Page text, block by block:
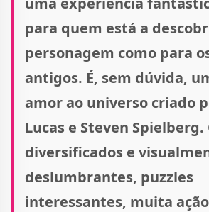
para quem está a
personagem como para
antigos. É, sem dúvida,
amor ao universo criado
Lucas e Steven
diversificados e
deslumbrantes, puzzles
interessantes, muita